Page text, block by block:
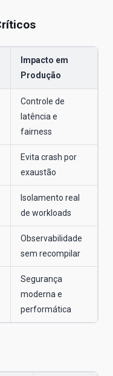
Impacto em
Produção
Controle de
latência e
fairness
Evita crash por
exaustão
Isolamento real
de workloads
Observabilidade
sem recompilar
Segurança
moderna e
performática